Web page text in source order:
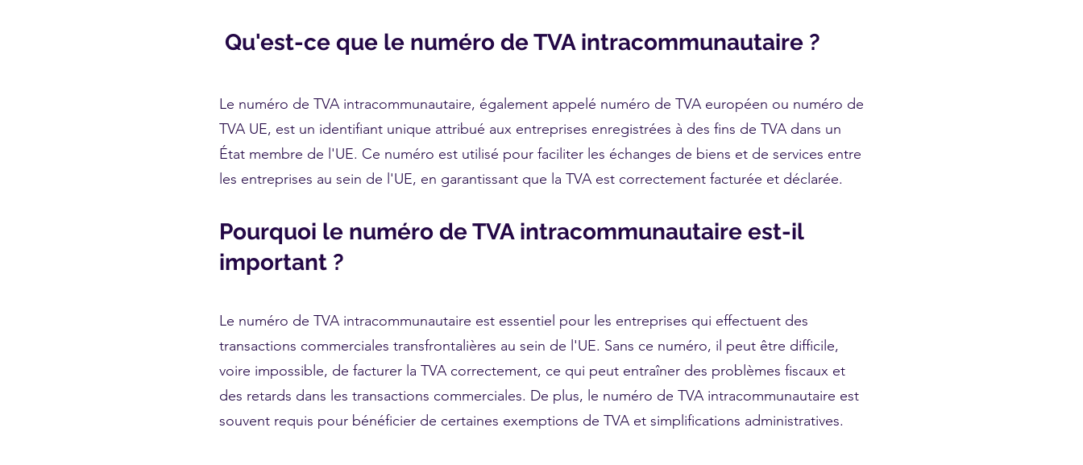
Qu'est-ce que le numéro de TVA intracommunautaire ?
Le numéro de TVA intracommunautaire, également appelé numéro de TVA européen ou numéro de
TVA UE, est un identifiant unique attribué aux entreprises enregistrées à des fins de TVA dans un
État membre de l'UE. Ce numéro est utilisé pour faciliter les échanges de biens et de services entre
les entreprises au sein de l'UE, en garantissant que la TVA est correctement facturée et déclarée.
Pourquoi le numéro de TVA intracommunautaire est-il
important ?
Le numéro de TVA intracommunautaire est essentiel pour les entreprises qui effectuent des
transactions commerciales transfrontalières au sein de l'UE. Sans ce numéro, il peut être difficile,
voire impossible, de facturer la TVA correctement, ce qui peut entraîner des problèmes fiscaux et
des retards dans les transactions commerciales. De plus, le numéro de TVA intracommunautaire est
souvent requis pour bénéficier de certaines exemptions de TVA et simplifications administratives.